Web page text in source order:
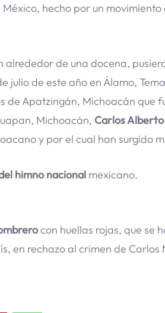
hecho por un
alrededor de una docena,
julio de este año en Álamo,
de Apatzingán, Michoacán que
Michoacán, Carlos
y por el cual han surgido
himno nacional mexicano.
con huellas rojas, que se
en rechazo al crimen de